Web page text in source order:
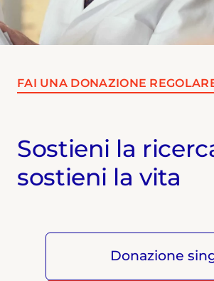
FAI UNA DONAZIONE
Sostieni la
sostieni la vita
Donazione